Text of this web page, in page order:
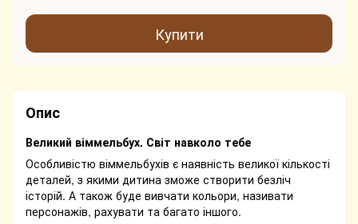
Купити
Опис
Великий віммельбух. Світ навколо тебе
Особливістю віммельбухів є наявність великої кількості
деталей, з якими дитина зможе створити безліч
історій. А також буде вивчати кольори, називати
персонажів, рахувати та багато іншого.